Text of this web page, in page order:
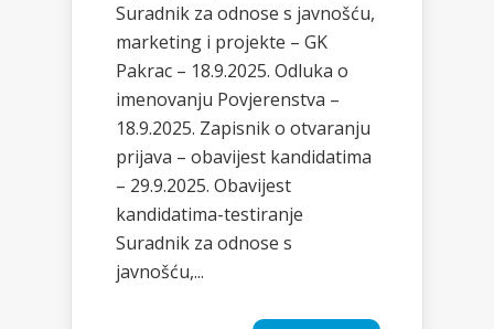
Suradnik za odnose s javnošću,
marketing i projekte – GK
Pakrac – 18.9.2025. Odluka o
imenovanju Povjerenstva –
18.9.2025. Zapisnik o otvaranju
prijava – obavijest kandidatima
– 29.9.2025. Obavijest
kandidatima-testiranje
Suradnik za odnose s
javnošću,...